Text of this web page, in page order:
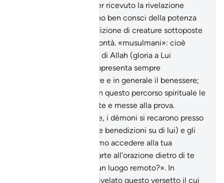
lui). Anche prima di aver ricevuto la rivelazione
coranica, i dèmoni erano ben consci della potenza
divina e della loro condizione di creature sottoposte
comunque alla Sua volontà. «musulmani»: cioè
sottomessi alla volontà di Allah (gloria a Lui
l’Altissimo). L’acqua rappresenta sempre
l’abbondanza alimentare e in generale il benessere;
la Retta via è l’IsIàm e in questo percorso spirituale le
creature saranno tentate e messe alla prova.
Secondo una tradizione, i dèmoni si recarono presso
l’Inviato di Allah (pace e benedizioni su di lui) e gli
dissero: «Come possiamo accedere alla tua
moschea e prendere parte all’orazione dietro di te
quando ci troviamo in un luogo remoto?». In
conseguenza a ciò fu rivelato questo versetto il cui